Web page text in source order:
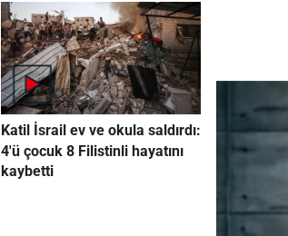
Katil İsrail ev ve okula saldırdı:
4'ü çocuk 8 Filistinli hayatını
kaybetti